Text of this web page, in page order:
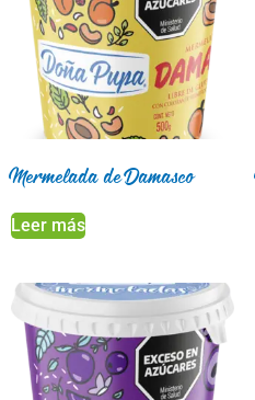
Mermelada de Damasco
Leer más